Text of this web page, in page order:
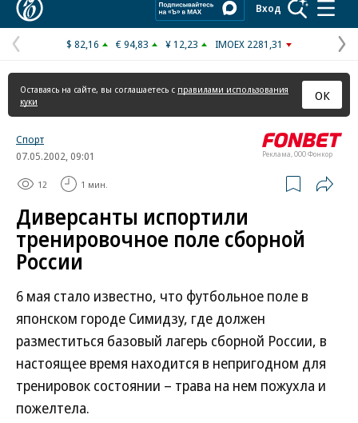
Вход
Предыдущая
страница
$ 82,16 € 94,83 ¥ 12,23 IMOEX 2281,31
Оставаясь на сайте, вы соглашаетесь с правилами использования
куки
ОК
Реклама, ООО Фонкор
Спорт
07.05.2002, 09:01
12 1 мин.
Диверсанты испортили
тренировочное поле сборной
России
6 мая стало известно, что футбольное поле в
японском городе Симидзу, где должен
разместиться базовый лагерь сборной России, в
настоящее время находится в непригодном для
тренировок состоянии – трава на нем пожухла и
пожелтела.